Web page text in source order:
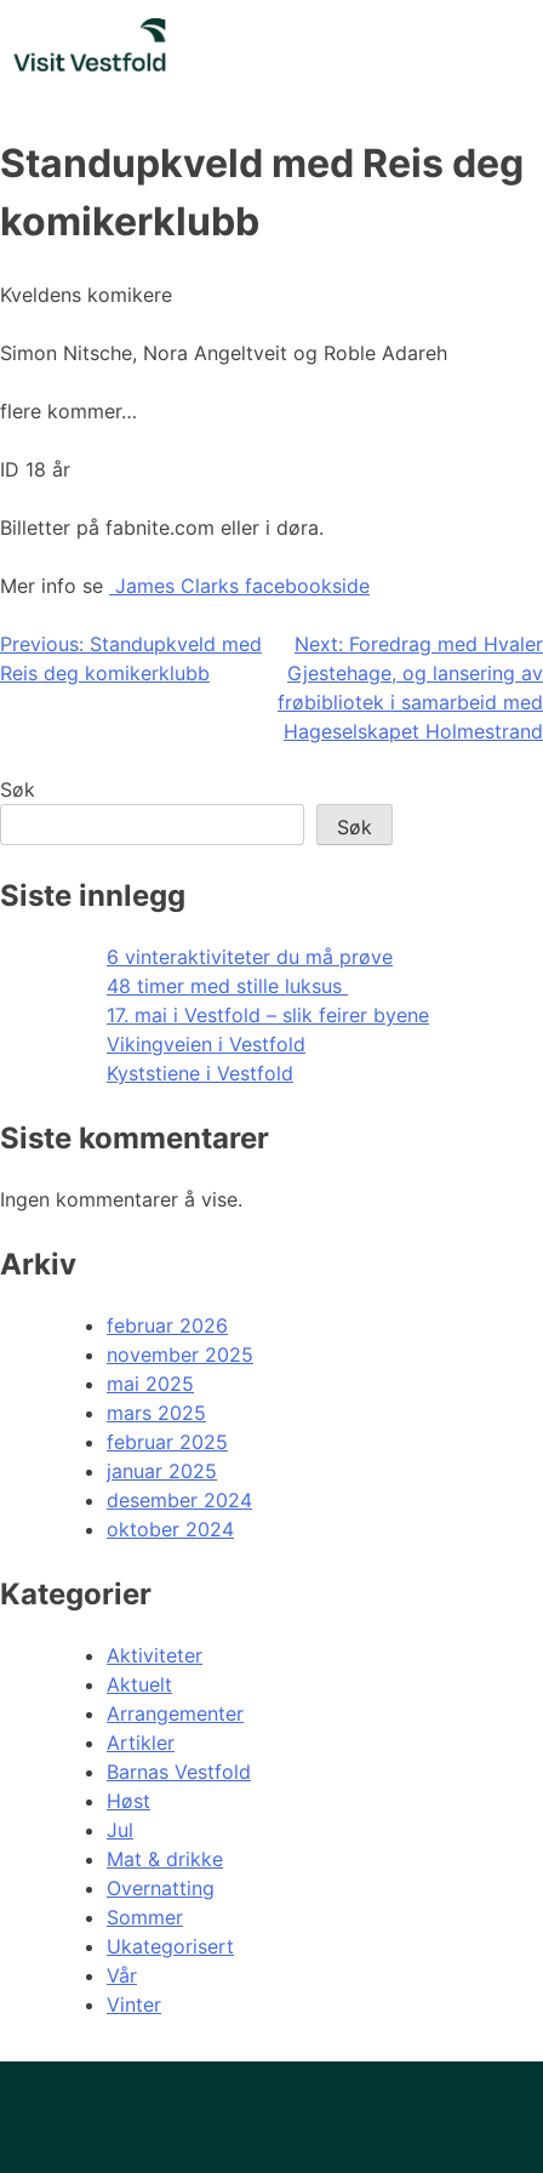
content
Standupkveld med Reis deg
komikerklubb
Kveldens komikere
Simon Nitsche, Nora Angeltveit og Roble Adareh
flere kommer…
ID 18 år
Billetter på fabnite.com eller i døra.
Mer info se James Clarks facebookside
Innleggsnavigasjon
Previous: Standupkveld med
Reis deg komikerklubb
Next: Foredrag med Hvaler
Gjestehage, og lansering av
frøbibliotek i samarbeid med
Hageselskapet Holmestrand
Søk
Søk
Siste innlegg
6 vinteraktiviteter du må prøve
48 timer med stille luksus
17. mai i Vestfold – slik feirer byene
Vikingveien i Vestfold
Kyststiene i Vestfold
Siste kommentarer
Ingen kommentarer å vise.
Arkiv
februar 2026
november 2025
mai 2025
mars 2025
februar 2025
januar 2025
desember 2024
oktober 2024
Kategorier
Aktiviteter
Aktuelt
Arrangementer
Artikler
Barnas Vestfold
Høst
Jul
Mat & drikke
Overnatting
Sommer
Ukategorisert
Vår
Vinter